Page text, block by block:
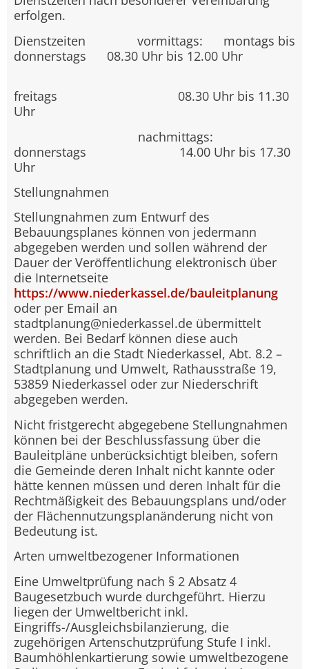
erfolgen.
Dienstzeiten vormittags: montags bis
donnerstags 08.30 Uhr bis 12.00 Uhr
freitags 08.30 Uhr bis 11.30
Uhr
nachmittags:
donnerstags 14.00 Uhr bis 17.30
Uhr
Stellungnahmen
Stellungnahmen zum Entwurf des
Bebauungsplanes können von jedermann
abgegeben werden und sollen während der
Dauer der Veröffentlichung elektronisch über
die Internetseite
https://www.niederkassel.de/bauleitplanung
oder per Email an
stadtplanung@niederkassel.de übermittelt
werden. Bei Bedarf können diese auch
schriftlich an die Stadt Niederkassel, Abt. 8.2 –
Stadtplanung und Umwelt, Rathausstraße 19,
53859 Niederkassel oder zur Niederschrift
abgegeben werden.
Nicht fristgerecht abgegebene Stellungnahmen
können bei der Beschlussfassung über die
Bauleitpläne unberücksichtigt bleiben, sofern
die Gemeinde deren Inhalt nicht kannte oder
hätte kennen müssen und deren Inhalt für die
Rechtmäßigkeit des Bebauungsplans und/oder
der Flächennutzungsplanänderung nicht von
Bedeutung ist.
Arten umweltbezogener Informationen
Eine Umweltprüfung nach § 2 Absatz 4
Baugesetzbuch wurde durchgeführt. Hierzu
liegen der Umweltbericht inkl.
Eingriffs-/Ausgleichsbilanzierung, die
zugehörigen Artenschutzprüfung Stufe I inkl.
Baumhöhlenkartierung sowie umweltbezogene